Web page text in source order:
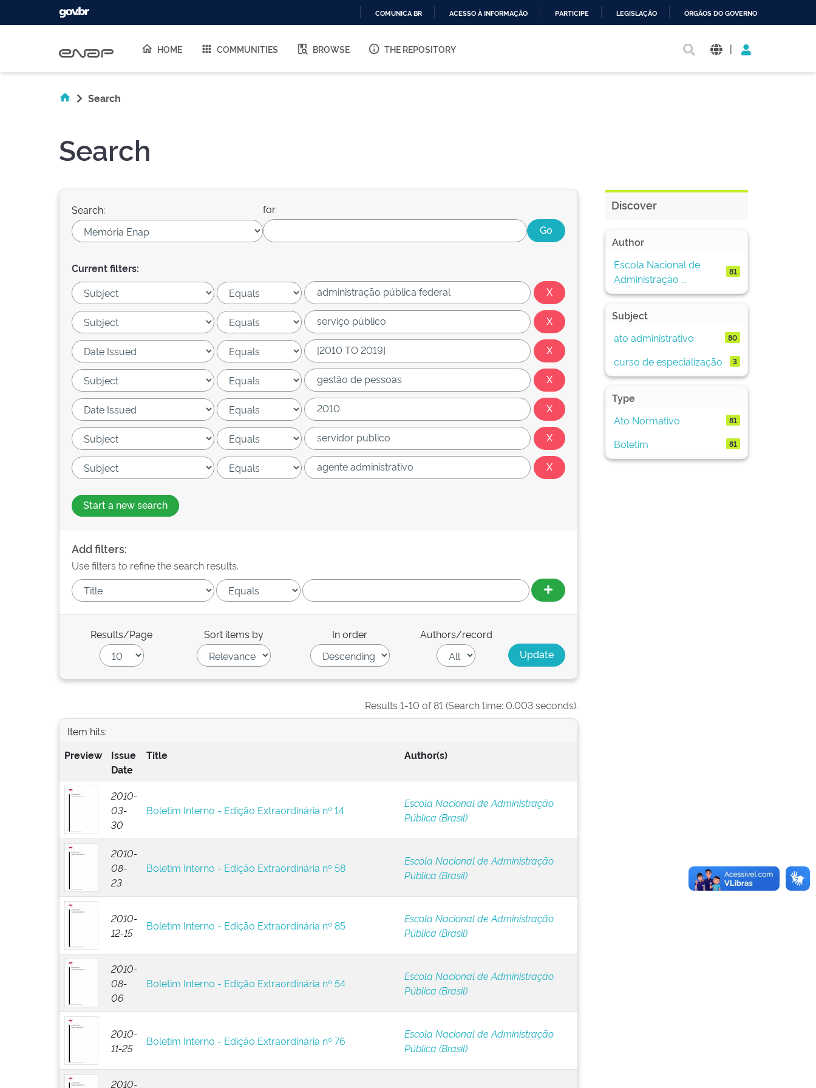
O
COMUNICA BR ACESSO À INFORMAÇÃO PARTICIPE LEGISLAÇÃO ÓRGÃOS DO GOVERNO
HOME COMMUNITIES BROWSE THE REPOSITORY |
Search
Search
Search: for
Current filters:
Start a new search
Add filters:
Use filters to refine the search results.
Results/Page Sort items by In order Authors/record
Results 1-10 of 81 (Search time: 0.003 seconds).
Item hits:
Preview
Issue
Date
Title Author(s)
2010-
03-
30
Boletim Interno - Edição Extraordinária nº 14
Escola Nacional de Administração
Pública (Brasil)
2010-
08-
23
Boletim Interno - Edição Extraordinária nº 58
Escola Nacional de Administração
Pública (Brasil)
2010-
12-15
Boletim Interno - Edição Extraordinária nº 85
Escola Nacional de Administração
Pública (Brasil)
2010-
08-
06
Boletim Interno - Edição Extraordinária nº 54
Escola Nacional de Administração
Pública (Brasil)
2010-
11-25
Boletim Interno - Edição Extraordinária nº 76
Escola Nacional de Administração
Pública (Brasil)
2010-
Discover
Author
Escola Nacional de
Administração ...
81
Subject
ato administrativo
80
curso de especialização 3
Type
Ato Normativo
81
Boletim 81